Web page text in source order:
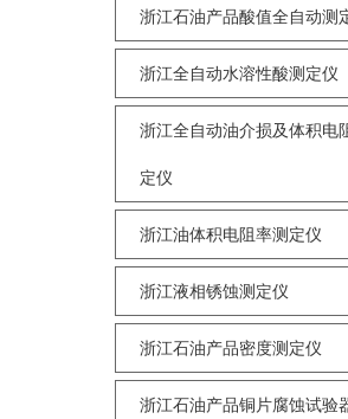
浙江石油产品酸值全自动测
浙江全自动水溶性酸测定仪
浙江全自动油介损及体积电
定仪
浙江油体积电阻率测定仪
浙江液相锈蚀测定仪
浙江石油产品密度测定仪
浙江石油产品铜片腐蚀试验